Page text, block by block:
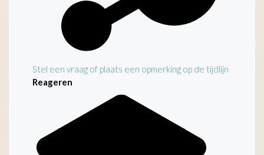
Stel een vraag of plaats een opmerking op de tijdlijn
Reageren